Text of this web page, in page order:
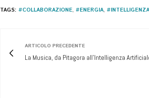
TAGS: #COLLABORAZIONE, #ENERGIA,
ARTICOLO PRECEDENTE
La Musica, da Pitagora all’Intelligenza